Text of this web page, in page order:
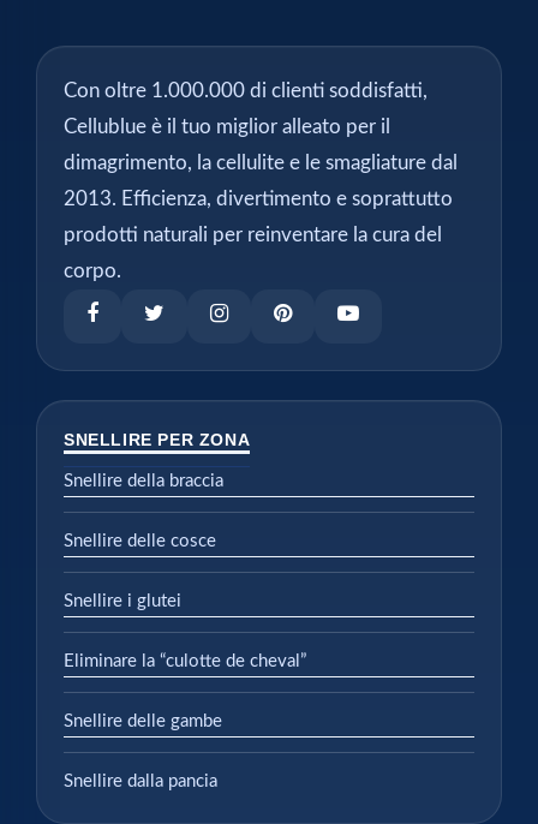
Con oltre 1.000.000 di clienti soddisfatti,
Cellublue è il tuo miglior alleato per il
dimagrimento, la cellulite e le smagliature dal
2013. Efficienza, divertimento e soprattutto
prodotti naturali per reinventare la cura del
corpo.
SNELLIRE PER ZONA
Snellire della braccia
Snellire delle cosce
Snellire i glutei
Eliminare la “culotte de cheval”
Snellire delle gambe
Snellire dalla pancia